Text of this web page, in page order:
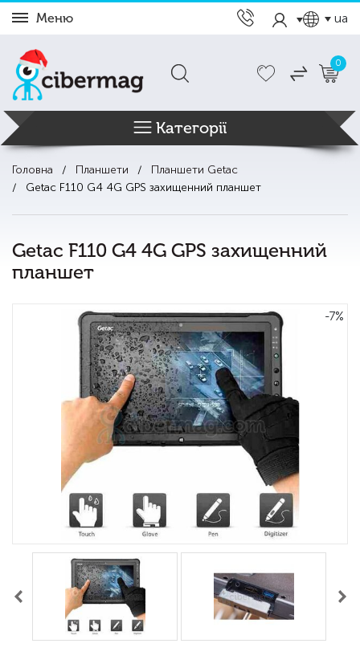
Меню ua
0
Категорії
Головна Планшети
Планшети Getac
Getac F110 G4 4G GPS захищенний планшет
Getac F110 G4 4G GPS захищенний
планшет
-7%